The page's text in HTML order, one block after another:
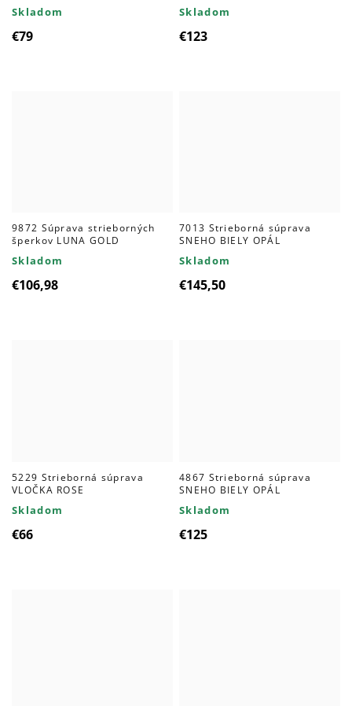
Skladom
€79
Skladom
€123
9872 Súprava strieborných
šperkov LUNA GOLD
Skladom
€106,98
7013 Strieborná súprava
SNEHO BIELY OPÁL
Skladom
€145,50
5229 Strieborná súprava
VLOČKA ROSE
Skladom
€66
4867 Strieborná súprava
SNEHO BIELY OPÁL
Skladom
€125